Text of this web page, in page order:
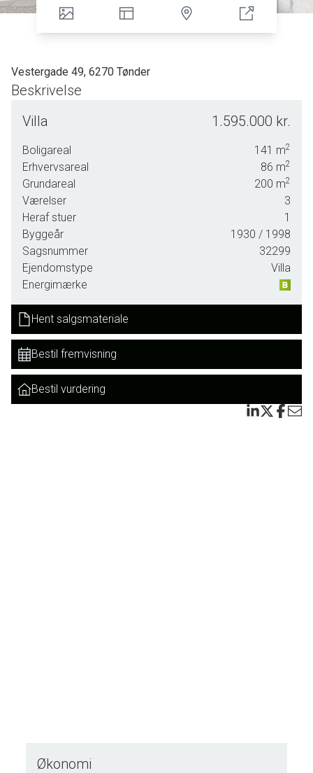
Vestergade 49, 6270 Tønder
Beskrivelse
Tønder
Velkommen til denne charmerende og velholdte ejendom
midt i Tønder - perfekt for dig, der drømmer om at
kombinere bolig og erhverv under samme tag.
Ejendommen er et flot gavlhus fra 1930 med en attraktiv
placering - nabo til gågaden og tæt på byens liv, butikker og
faciliteter.
Det fungerer på nuværende tidspunkt udelukkende som
privatbolig for sælger, så man har mulighed for selv at bo
Beboelsesdelen, som strækker sig over 1. og 2. sal,
fremstår smukt renoveret med sans for både komfort og
detaljer. Her får du en lys og indbydende bolig i flere plan,
hvor nuværende ejer selv har haft privat beboelse.
I stueplan finder du en oplagt erhvervsenhed med gode
anvendelsesmuligheder - hvad end du ønsker butik, klinik,
advo.dk/aufdeutsch.
Villa 1.595.000 kr.
Boligareal 141 m2
Erhvervsareal 86 m2
Grundareal 200 m2
Værelser
3
Heraf stuer
1
Byggeår
1930 / 1998
Sagsnummer
32299
Ejendomstype
Villa
Energimærke
Hent salgsmateriale
Bestil fremvisning
Bestil vurdering
Økonomi